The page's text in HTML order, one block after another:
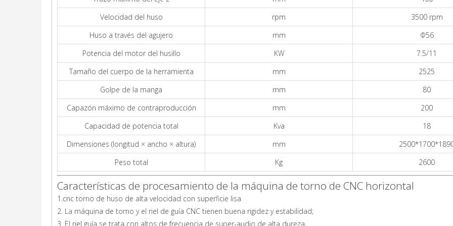
Velocidad del huso
rpm
3500 rpm
Huso a través del agujero
mm
Φ56
Potencia del motor del husillo
KW
7.5/11
Tamaño del cuerpo de la herramienta
mm
2525
Golpe de la manga
mm
80
Capazón máximo de contraproducción
mm
200
Capacidad de potencia total
Kva
18
Dimensiones (longitud × ancho × altura)
mm
Peso total
Kg 2600
Características de procesamiento de la máquina de torno de CNC horizontal
1.cnc torno de huso de alta velocidad con superficie lisa
2. La máquina de torno y el riel de guía CNC tienen buena rigidez y estabilidad;
3. El riel guía se trata con altos de frecuencia de super-audio de alta dureza,